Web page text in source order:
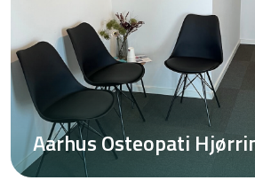
Aarhus Osteopati